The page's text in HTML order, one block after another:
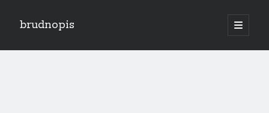
brudnopis
open
primary
Sidebar